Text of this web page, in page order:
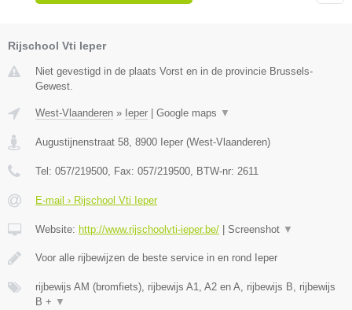
Rijschool Vti Ieper
Niet gevestigd in de plaats Vorst en in de provincie Brussels-
Gewest.
West-Vlaanderen » Ieper Google maps ▼
Augustijnenstraat 58, 8900 Ieper (West-Vlaanderen)
Tel: 057/219500, Fax: 057/219500, BTW-nr: 2611
E-mail › Rijschool Vti Ieper
Website: http://www.rijschoolvti-ieper.be/ Screenshot ▼
Voor alle rijbewijzen de beste service in en rond Ieper
rijbewijs AM (bromfiets), rijbewijs A1, A2 en A, rijbewijs B, rijbewijs
B + ▼